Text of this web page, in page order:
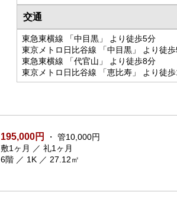
交通
東急東横線 「中目黒」 より徒歩5分
東京メトロ日比谷線 「中目黒」 より徒
東急東横線 「代官山」 より徒歩8分
東京メトロ日比谷線 「恵比寿」 より徒
195,000円
・ 管10,000円
敷1ヶ月 ／ 礼1ヶ月
6階 ／ 1K ／ 27.12㎡